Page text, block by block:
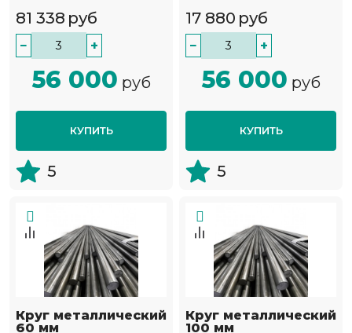
81 338 руб
− +
56 000 руб
КУПИТЬ
5
17 880 руб
− +
56 000 руб
КУПИТЬ
5
Круг металлический
60 мм
Круг металлический
100 мм